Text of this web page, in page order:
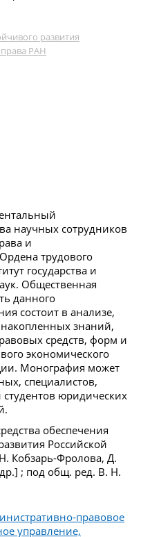
развития
права РАН
научных сотрудников
и
трудового
государства и
Общественная
данного
состоит в анализе,
знаний,
средств, форм и
экономического
Монография может
специалистов,
студентов юридических
обеспечения
Российской
Кобзарь-Фролова, Д.
; под общ. ред. В. Н.
правовое
управление,